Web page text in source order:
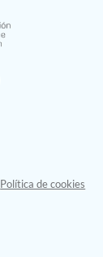
Política de cookies